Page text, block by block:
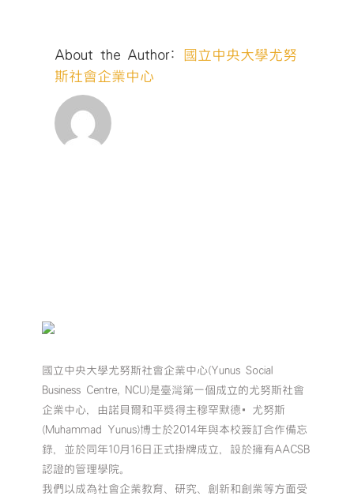
About the Author:
國立中央大學尤努
斯社會企業中心
國立中央大學尤努斯社會企業中心(Yunus Social
Business Centre, NCU)是臺灣第一個成立的尤努斯社會
企業中心，由諾貝爾和平獎得主穆罕默德•尤努斯
(Muhammad Yunus)博士於2014年與本校簽訂合作備忘
錄，並於同年10月16日正式掛牌成立，設於擁有AACSB
認證的管理學院。
我們以成為社會企業教育、研究、創新和創業等方面受